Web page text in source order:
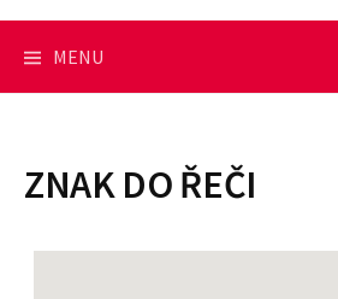
s
MENU
ZNAK DO ŘEČI